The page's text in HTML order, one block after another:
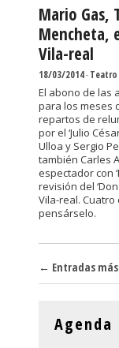
Mario Gas,
Mencheta,
Vila-real
18/03/2014-
El abono de las
para los meses
repartos de
por el ‘Julio
Ulloa y Sergio
también Carles
espectador con
revisión del
Vila-real.
pensárselo.
Navegador de artículos
← Entradas
Agenda